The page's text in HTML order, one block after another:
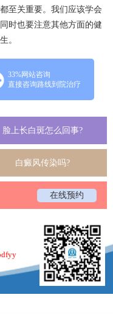
至关重要。我们应该学会
时也要注意其他方面的健
。
33%网站咨询
直接咨询路线到院治疗
脸上长白斑怎么回事?
白癜风传染吗?
在线预约